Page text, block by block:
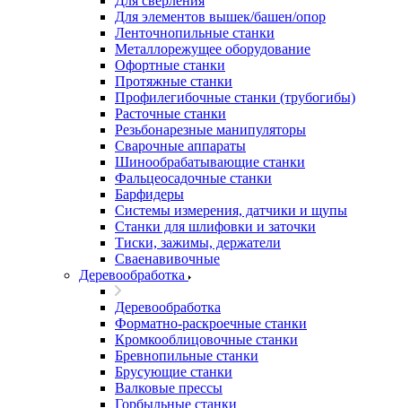
Для элементов вышек/башен/опор
Ленточнопильные станки
Металлорежущее оборудование
Офортные станки
Протяжные станки
Профилегибочные станки (трубогибы)
Расточные станки
Резьбонарезные манипуляторы
Сварочные аппараты
Шинообрабатывающие станки
Фальцеосадочные станки
Барфидеры
Системы измерения, датчики и щупы
Станки для шлифовки и заточки
Тиски, зажимы, держатели
Cваенавивочные
Деревообработка
Деревообработка
Форматно-раскроечные станки
Кромкооблицовочные станки
Бревнопильные станки
Брусующие станки
Валковые прессы
Горбыльные станки